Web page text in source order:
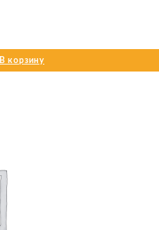
В корзину